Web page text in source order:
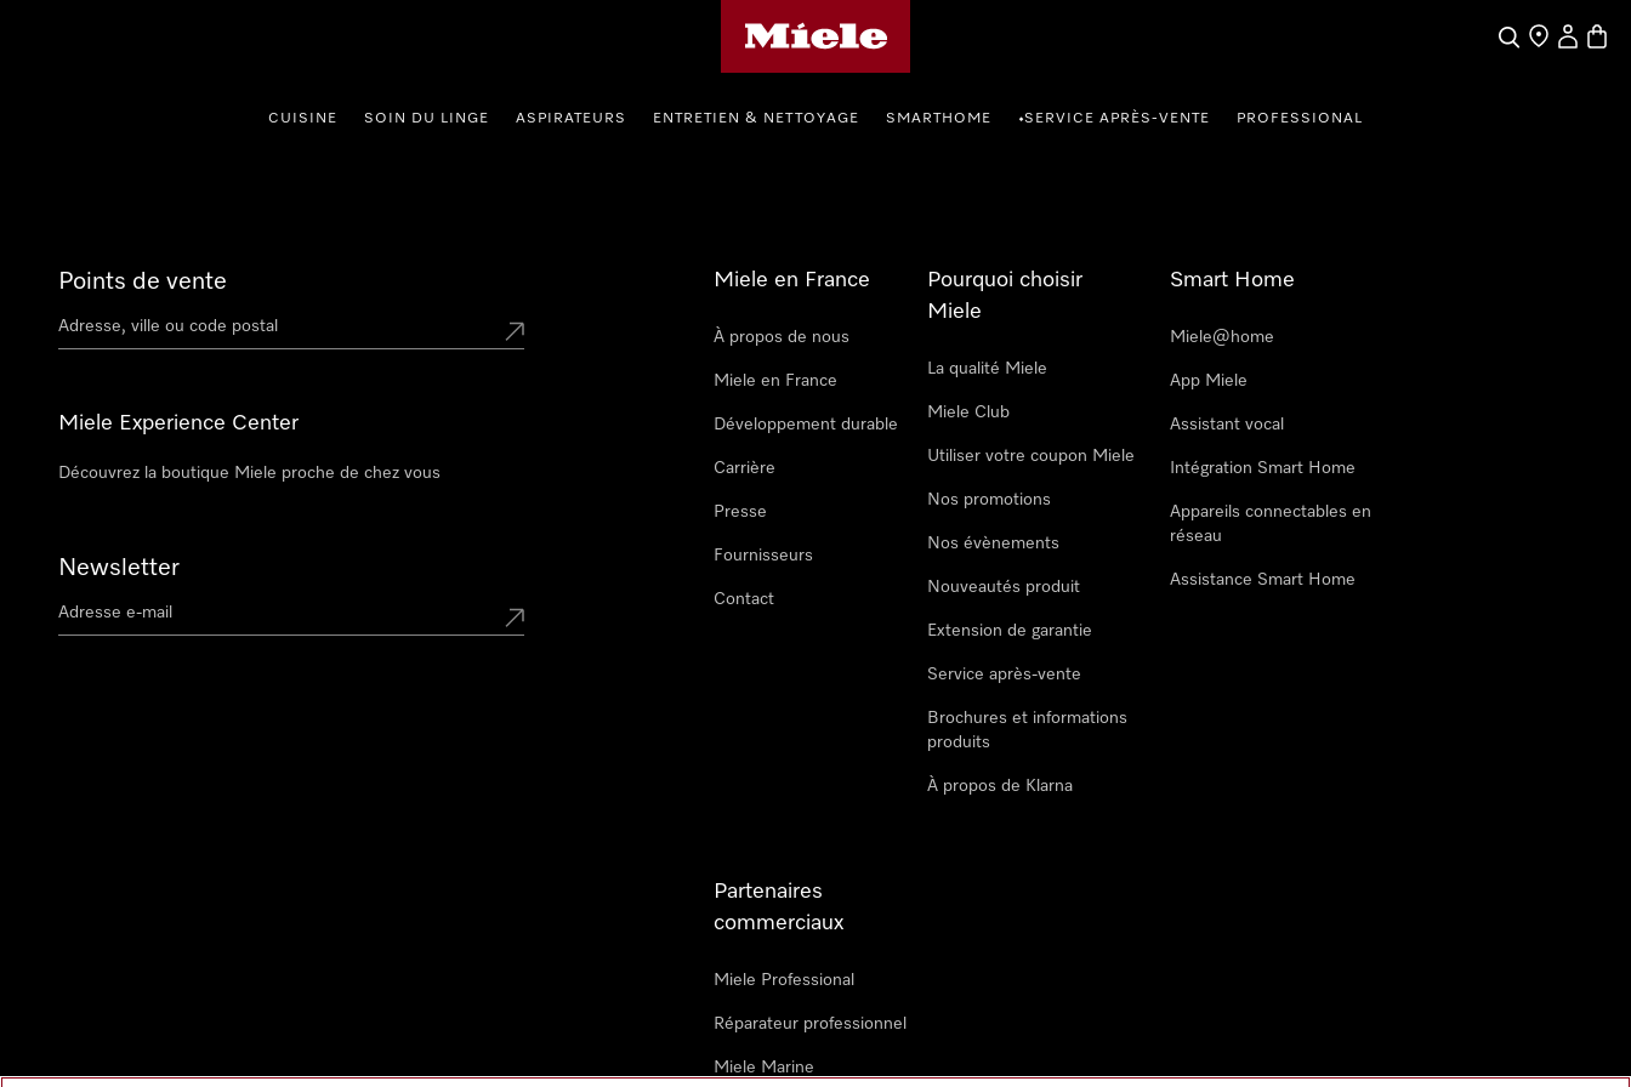
SearchFind a store
My
CUISINE SOIN DU LINGE ASPIRATEURS ENTRETIEN & NETTOYAGE SMARTHOME •SERVICE APRÈS-VENTE PROFESSIONAL
Points de vente
Miele Experience Center
Découvrez la boutique Miele proche de chez vous
Newsletter
Miele en France
À propos de nous
Miele en France
Développement durable
Carrière
Presse
Fournisseurs
Contact
Pourquoi choisir
Miele
La qualité Miele
Miele Club
Utiliser votre coupon Miele
Nos promotions
Nos évènements
Nouveautés produit
Extension de garantie
Service après-vente
Brochures et informations
produits
À propos de Klarna
Smart Home
Miele@home
App Miele
Assistant vocal
Intégration Smart Home
Appareils connectables en
réseau
Assistance Smart Home
Partenaires
commerciaux
Miele Professional
Réparateur professionnel
Miele Marine